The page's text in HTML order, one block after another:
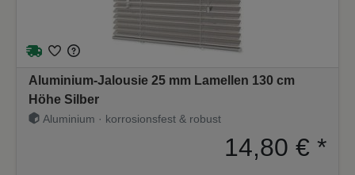
Aluminium-Jalousie 25 mm Lamellen 130 cm
Höhe Silber
Aluminium · korrosionsfest & robust
14,80 € *